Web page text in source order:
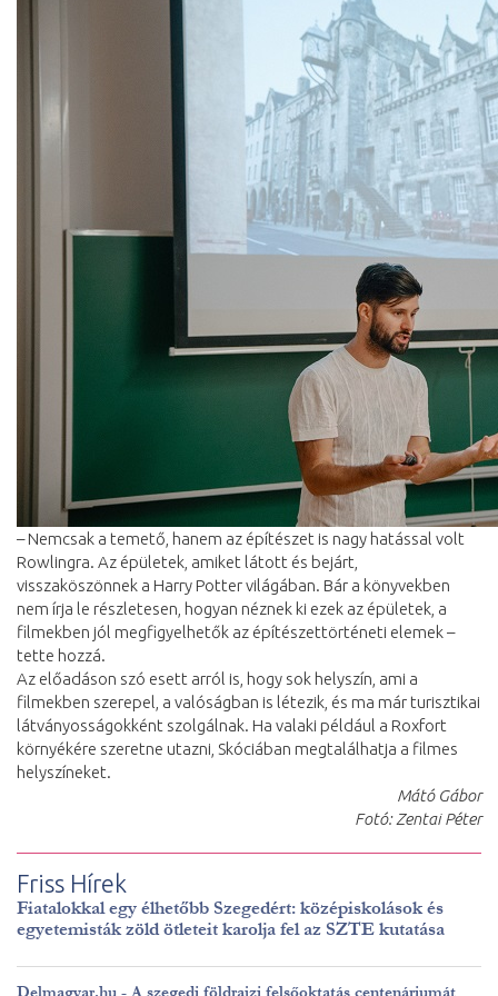
– Nemcsak a temető, hanem az építészet is nagy hatással volt
Rowlingra. Az épületek, amiket látott és bejárt,
visszaköszönnek a Harry Potter világában. Bár a könyvekben
nem írja le részletesen, hogyan néznek ki ezek az épületek, a
filmekben jól megfigyelhetők az építészettörténeti elemek –
tette hozzá.
Az előadáson szó esett arról is, hogy sok helyszín, ami a
filmekben szerepel, a valóságban is létezik, és ma már turisztikai
látványosságokként szolgálnak. Ha valaki például a Roxfort
környékére szeretne utazni, Skóciában megtalálhatja a filmes
helyszíneket.
Mátó Gábor
Fotó: Zentai Péter
Friss Hírek
Fiatalokkal egy élhetőbb Szegedért: középiskolások és
egyetemisták zöld ötleteit karolja fel az SZTE kutatása
Delmagyar.hu - A szegedi földrajzi felsőoktatás centenáriumát